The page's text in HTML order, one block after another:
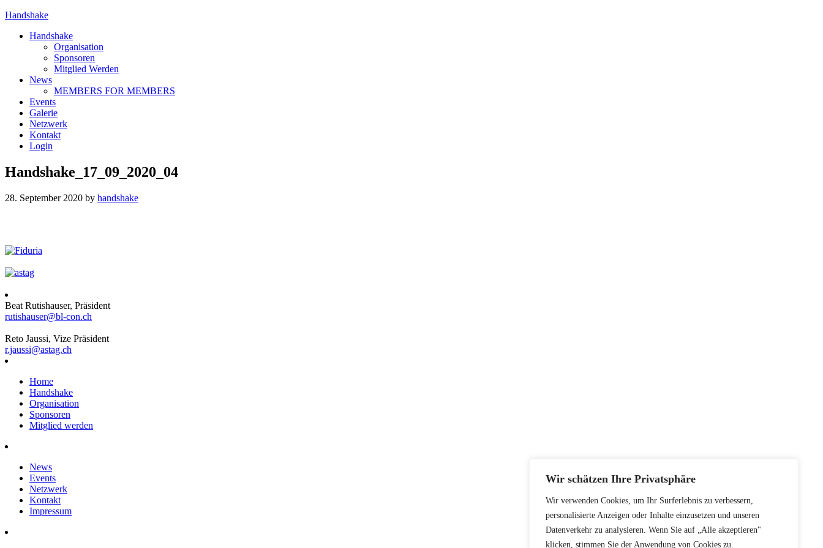
Wir schätzen Ihre Privatsphäre
Wir verwenden Cookies, um Ihr Surferlebnis zu verbessern,
personalisierte Anzeigen oder Inhalte einzusetzen und unseren
Datenverkehr zu analysieren. Wenn Sie auf „Alle akzeptieren"
klicken, stimmen Sie der Anwendung von Cookies zu.
Handshake
Handshake
Organisation
Sponsoren
Mitglied Werden
News
MEMBERS FOR MEMBERS
Events
Galerie
Netzwerk
Kontakt
Login
Handshake_17_09_2020_04
28. September 2020 by handshake
Beat Rutishauser, Präsident
rutishauser@bl-con.ch
Reto Jaussi, Vize Präsident
r.jaussi@astag.ch
Home
Handshake
Organisation
Sponsoren
Mitglied werden
News
Events
Netzwerk
Kontakt
Impressum